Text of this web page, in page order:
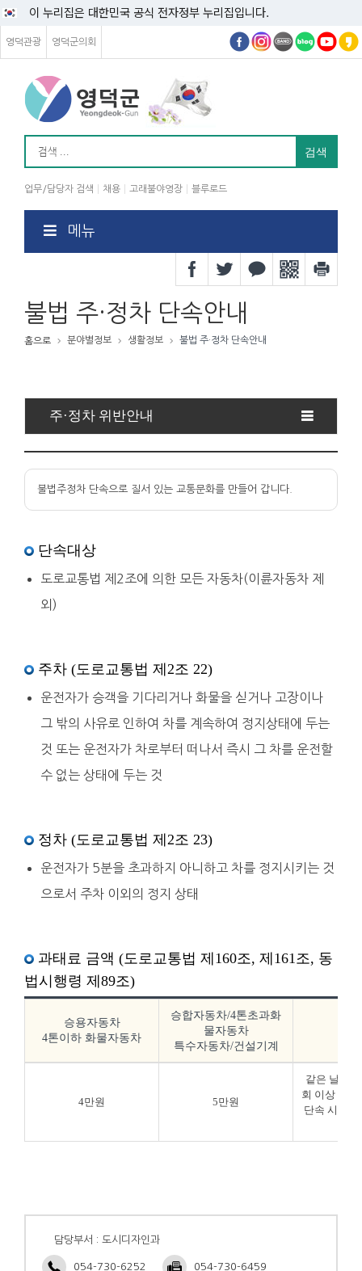
이 누리집은 대한민국 공식 전자정부 누리집입니다.
영덕관광 영덕군의회
업무/담당자 검색 채용 고래불야영장 블루로드
메뉴
불법 주·정차 단속안내
홈으로 분야별정보 생활정보 불법 주·정차 단속안내
주·정차 위반안내
불법주정차 단속으로 질서 있는 교통문화를 만들어 갑니다.
단속대상
도로교통법 제2조에 의한 모든 자동차(이륜자동차 제
외)
주차 (도로교통법 제2조 22)
운전자가 승객을 기다리거나 화물을 싣거나 고장이나
그 밖의 사유로 인하여 차를 계속하여 정지상태에 두는
것 또는 운전자가 차로부터 떠나서 즉시 그 차를 운전할
수 없는 상태에 두는 것
정차 (도로교통법 제2조 23)
운전자가 5분을 초과하지 아니하고 차를 정지시키는 것
으로서 주차 이외의 정지 상태
과태료 금액 (도로교통법 제160조, 제161조, 동
법시행령 제89조)
승용자동차
4톤이하 화물자동차
승합자동차/4톤초과화
물자동차
특수자동차/건설기계
4만원 5만원
같은 날 같
회 이상 주․
단속 시 2회
담당부서 : 도시디자인과
054-730-6252 054-730-6459